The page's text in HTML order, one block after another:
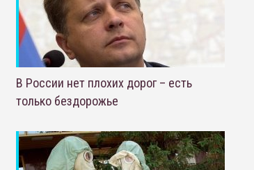
В России нет плохих дорог – есть
только бездорожье